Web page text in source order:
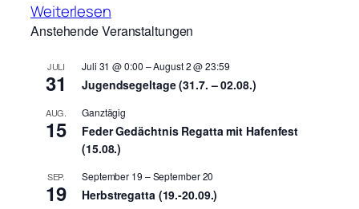
Weiterlesen
Anstehende Veranstaltungen
JULI
31
Juli 31 @ 0:00 –August 2 @ 23:59
Jugendsegeltage (31.7. – 02.08.)
AUG.
15
Ganztägig
Feder Gedächtnis Regatta mit Hafenfest
(15.08.)
SEP.
19
September 19 –September 20
Herbstregatta (19.-20.09.)